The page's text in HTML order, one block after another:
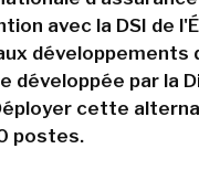
avec la DSI de
développements
développée par la
cette
postes.